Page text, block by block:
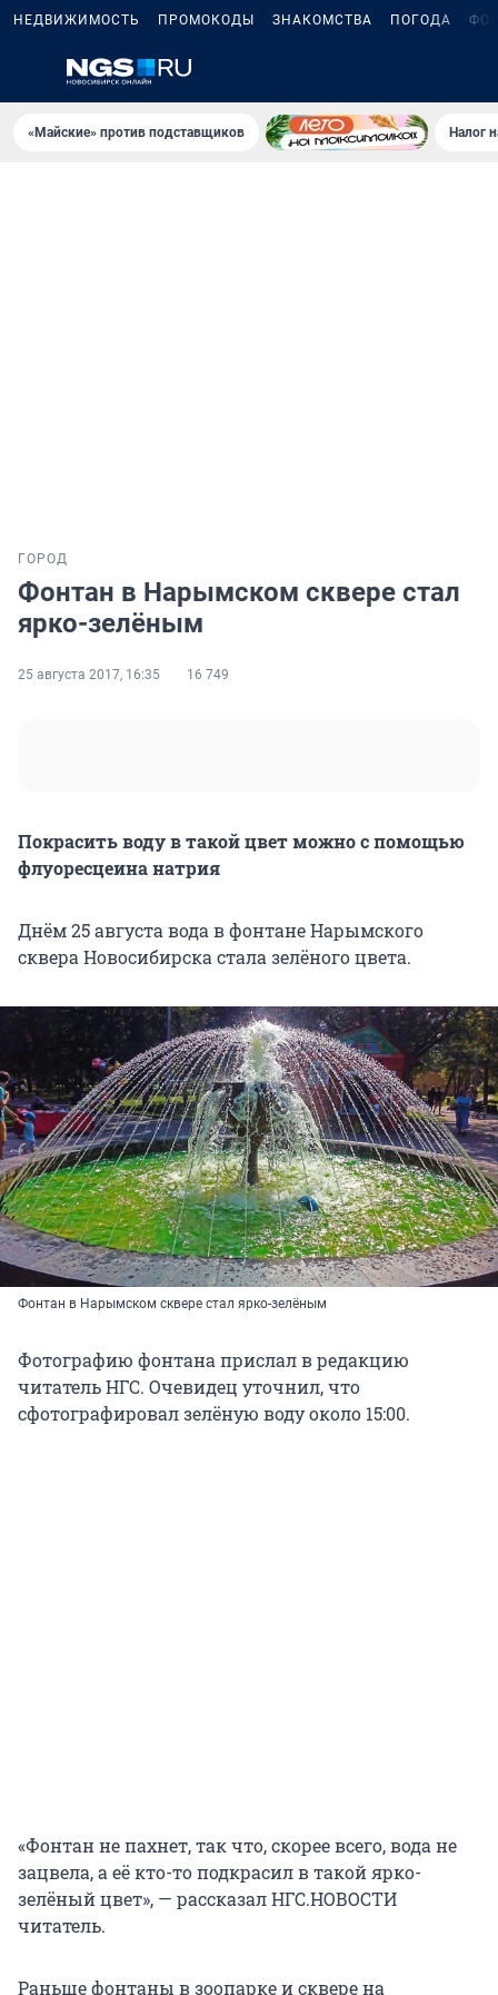
НЕДВИЖИМОСТЬ ПРОМОКОДЫ ЗНАКОМСТВА ПОГОДА
«Майские» против подставщиков Налог
ГОРОД
Фонтан в Нарымском сквере стал
ярко-зелёным
25 августа 2017, 16:35 16 749
Покрасить воду в такой цвет можно с помощью
флуоресцеина натрия
Днём 25 августа вода в фонтане Нарымского
сквера Новосибирска стала зелёного цвета.
Фонтан в Нарымском сквере стал ярко-зелёным
Фотографию фонтана прислал в редакцию
читатель НГС. Очевидец уточнил, что
сфотографировал зелёную воду около 15:00.
«Фонтан не пахнет, так что, скорее всего, вода не
зацвела, а её кто-то подкрасил в такой ярко-
зелёный цвет», — рассказал НГС.НОВОСТИ
читатель.
Раньше фонтаны в зоопарке и сквере на